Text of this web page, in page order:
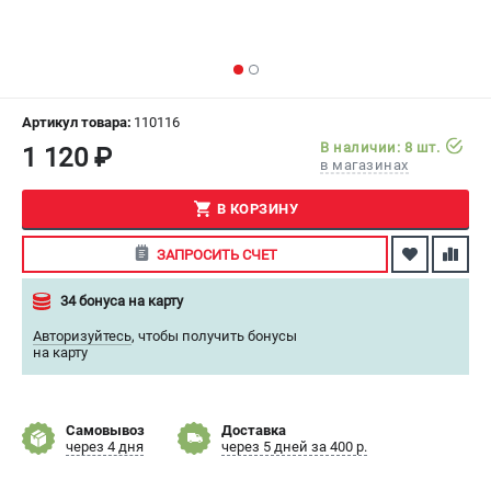
СЕРВИС
МАГАЗИНЫ
ПОДДЕРЖКА
Сервисный центр
Как нас найти
ИНФОРМАЦИЯ
О бренде
Пользовательское соглашение
Артикул товара: 110116
1 120 ₽
В наличии: 8 шт.
в магазинах
В КОРЗИНУ
ЗАПРОСИТЬ СЧЕТ
34 бонуса на карту
Авторизуйтесь, чтобы получить бонусы
на карту
Самовывоз
через 4 дня
Доставка
через 5 дней за 400 р.